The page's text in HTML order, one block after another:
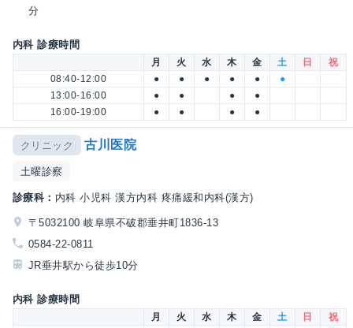
分
内科 診療時間
月 火 水 木 金 土 日
祝
08:40-12:00
● ● ● ● ●
●
13:00-16:00
● ● ●
●
16:00-19:00
● ● ● ●
クリニック 古川医院
土曜診察
診療科： 内科 小児科 漢方内科 疼痛緩和内科(漢方)
〒5032100 岐阜県不破郡垂井町1836-13
0584-22-0811
JR垂井駅から徒歩10分
内科 診療時間
月 火 水 木 金 土 日 祝